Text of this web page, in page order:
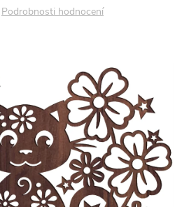
Podrobnosti hodnocení